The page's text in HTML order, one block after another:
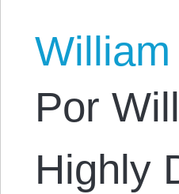
Por
Highly